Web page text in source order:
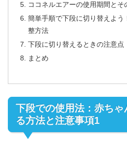
ココネルエアーの使用期間とそ
簡単手順で下段に切り替えよう
整方法
下段に切り替えるときの注意点
まとめ
下段での使用法：赤ち
る方法と注意事項1